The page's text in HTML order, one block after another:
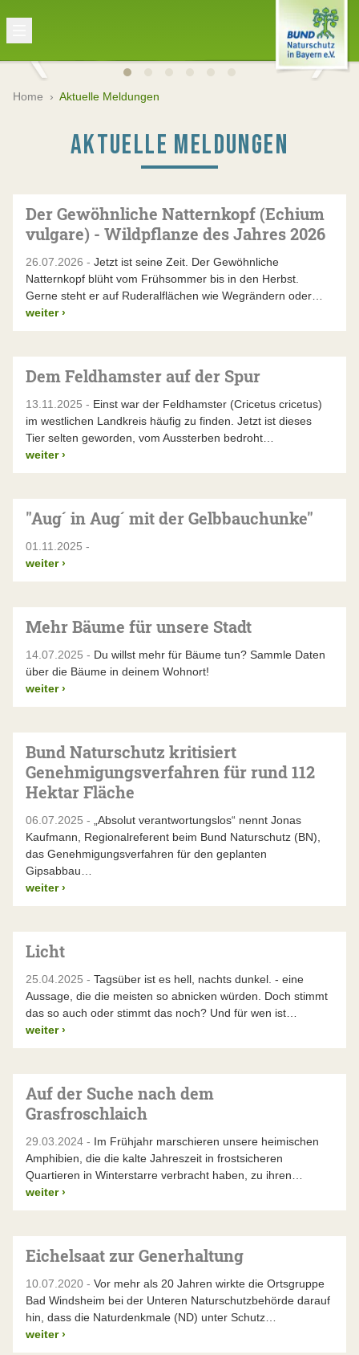
Home › Aktuelle Meldungen
AKTUELLE MELDUNGEN
Der Gewöhnliche Natternkopf (Echium
vulgare) - Wildpflanze des Jahres 2026
26.07.2026 - Jetzt ist seine Zeit. Der Gewöhnliche
Natternkopf blüht vom Frühsommer bis in den Herbst.
Gerne steht er auf Ruderalflächen wie Wegrändern oder…
weiter ›
Dem Feldhamster auf der Spur
13.11.2025 - Einst war der Feldhamster (Cricetus cricetus)
im westlichen Landkreis häufig zu finden. Jetzt ist dieses
Tier selten geworden, vom Aussterben bedroht…
weiter ›
"Aug´ in Aug´ mit der Gelbbauchunke"
01.11.2025 -
weiter ›
Mehr Bäume für unsere Stadt
14.07.2025 - Du willst mehr für Bäume tun? Sammle Daten
über die Bäume in deinem Wohnort!
weiter ›
Bund Naturschutz kritisiert
Genehmigungsverfahren für rund 112
Hektar Fläche
06.07.2025 - „Absolut verantwortungslos“ nennt Jonas
Kaufmann, Regionalreferent beim Bund Naturschutz (BN),
das Genehmigungsverfahren für den geplanten
Gipsabbau…
weiter ›
Licht
25.04.2025 - Tagsüber ist es hell, nachts dunkel. - eine
Aussage, die die meisten so abnicken würden. Doch stimmt
das so auch oder stimmt das noch? Und für wen ist…
weiter ›
Auf der Suche nach dem
Grasfroschlaich
29.03.2024 - Im Frühjahr marschieren unsere heimischen
Amphibien, die die kalte Jahreszeit in frostsicheren
Quartieren in Winterstarre verbracht haben, zu ihren…
weiter ›
Eichelsaat zur Generhaltung
10.07.2020 - Vor mehr als 20 Jahren wirkte die Ortsgruppe
Bad Windsheim bei der Unteren Naturschutzbehörde darauf
hin, dass die Naturdenkmale (ND) unter Schutz…
weiter ›